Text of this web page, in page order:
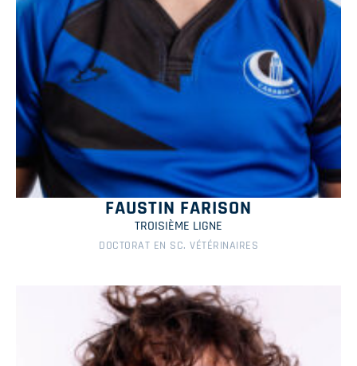
FAUSTIN FARISON
TROISIÈME LIGNE
DOCTORAT EN SC. VÉTÉRINAIRES